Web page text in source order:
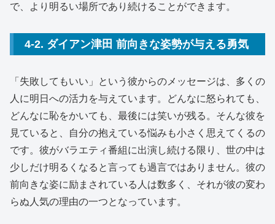
で、より明るい場所であり続けることができます。
4-2. ダイアン津田 前向きな姿勢が与える勇気
「失敗してもいい」という彼からのメッセージは、多くの
人に明日への活力を与えています。どんなに怒られても、
どんなに恥をかいても、最後には笑いが残る。そんな彼を
見ていると、自分の抱えている悩みも小さく思えてくるの
です。彼がバラエティ番組に出演し続ける限り、世の中は
少しだけ明るくなると言っても過言ではありません。彼の
前向きな姿に励まされている人は数多く、それが彼の変わ
らぬ人気の理由の一つとなっています。